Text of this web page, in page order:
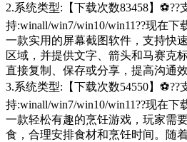
2.系统类型:【下载次数83458】⚽??
持:winall/win7/win10/win11??现在
一款实用的屏幕截图软件，支持快
区域，并提供文字、箭头和马赛克
直接复制、保存或分享，提高沟通效
3.系统类型:【下载次数54550】⚽??
持:winall/win7/win10/win11??现在
一款轻松有趣的烹饪游戏，玩家需
食，合理安排食材和烹饪时间。随